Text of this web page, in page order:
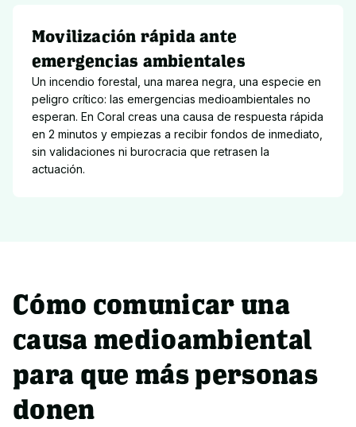
Movilización rápida ante
emergencias ambientales
Un incendio forestal, una marea negra, una especie en
peligro crítico: las emergencias medioambientales no
esperan. En Coral creas una causa de respuesta rápida
en 2 minutos y empiezas a recibir fondos de inmediato,
sin validaciones ni burocracia que retrasen la
actuación.
Cómo comunicar una
causa medioambiental
para que más personas
donen